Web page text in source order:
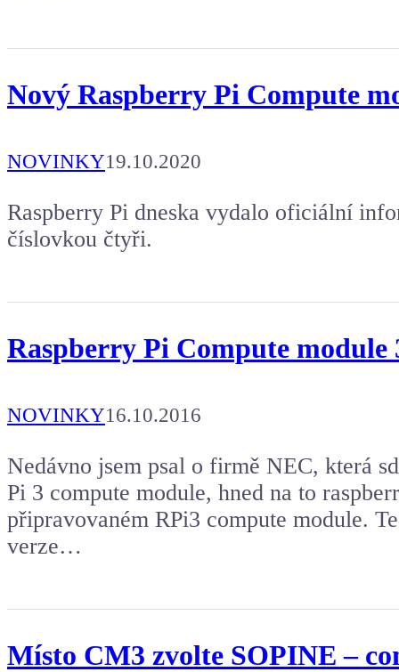
Nový Raspberry Pi Compute
NOVINKY19.10.2020
Raspberry Pi dneska vydalo oficiální
číslovkou čtyři.
Raspberry Pi Compute module
NOVINKY16.10.2016
Nedávno jsem psal o firmě NEC, která
Pi 3 compute module, hned na to
připravovaném RPi3 compute module.
verze…
Místo CM3 zvolte SOPINE –